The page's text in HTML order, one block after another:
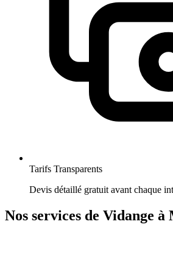
Tarifs Transparents
Devis détaillé gratuit avant chaque
Nos services de Vidange